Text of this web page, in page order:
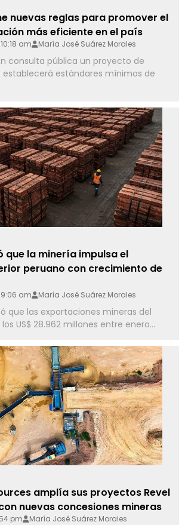
nuevas reglas para promover el
más eficiente en el país
10:18 am María José Suárez Morales
consulta pública un proyecto de
estándares mínimos de
que la minería impulsa el
peruano con crecimiento de
9:06 am María José Suárez Morales
que las exportaciones mineras del
US$ 28.962 millones entre enero...
amplía sus proyectos Revel
nuevas concesiones mineras
pm María José Suárez Morales